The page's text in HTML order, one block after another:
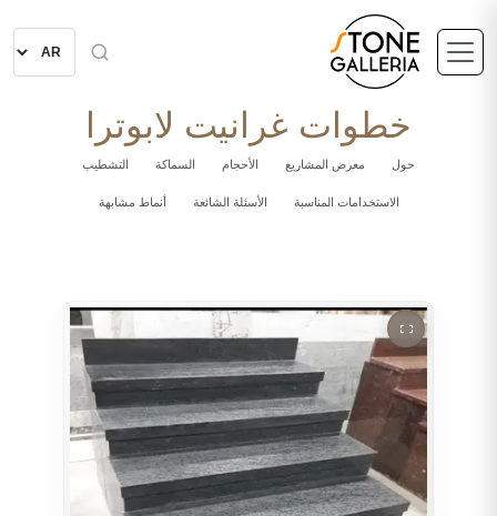
خطوات غرانيت لابوترا
حول معرض المشاريع الأحجام السماكة التشطيب
الاستخدامات المناسبة الأسئلة الشائعة أنماط مشابهة